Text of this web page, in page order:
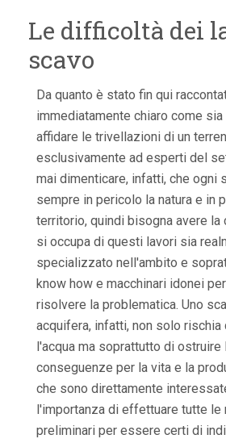
Le difficoltà dei
scavo
Da quanto è stato fin qui
immediatamente chiaro come
affidare le trivellazioni di un
esclusivamente ad esperti del
mai dimenticare, infatti, che ogni
sempre in pericolo la natura e in
territorio, quindi bisogna avere la
si occupa di questi lavori sia
specializzato nell'ambito e
know how e macchinari idonei
risolvere la problematica. Uno
acquifera, infatti, non solo rischia
l'acqua ma soprattutto di ostruire
conseguenze per la vita e la
che sono direttamente
l'importanza di effettuare tutte le
preliminari per essere certi di